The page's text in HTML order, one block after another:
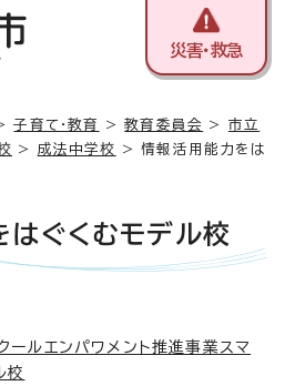
災害・救急
子育て・教育 >教育委員会 > 市立
> 成法中学校
> 情報活用能力をは
はぐくむモデル校
ルエンパワメント推進事業スマ
校